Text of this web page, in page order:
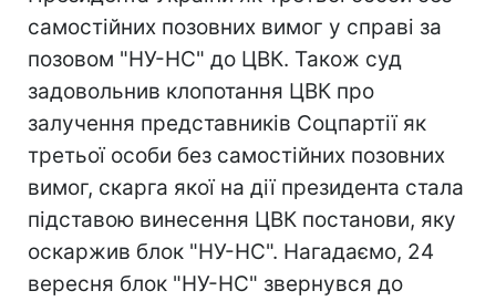
самостійних позовних вимог у справі за
позовом "НУ-НС" до ЦВК. Також суд
задовольнив клопотання ЦВК про
залучення представників Соцпартії як
третьої особи без самостійних позовних
вимог, скарга якої на дії президента стала
підставою винесення ЦВК постанови, яку
оскаржив блок "НУ-НС". Нагадаємо, 24
вересня блок "НУ-НС" звернувся до